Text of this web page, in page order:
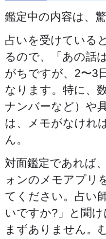
鑑定中の内容は、
占いを受けている
るので、「あの話
がちですが、2〜3
なります。特に、
ナンバーなど）や
は、メモがなけれ
ん。
対面鑑定であれば
ォンのメモアプリ
てください。占い
いですか?」と聞
まずありません。